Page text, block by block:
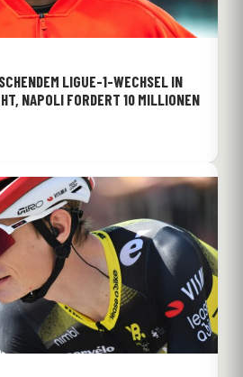
LIGUE-1-WECHSEL IN
NAPOLI FORDERT 10 MILLIONEN